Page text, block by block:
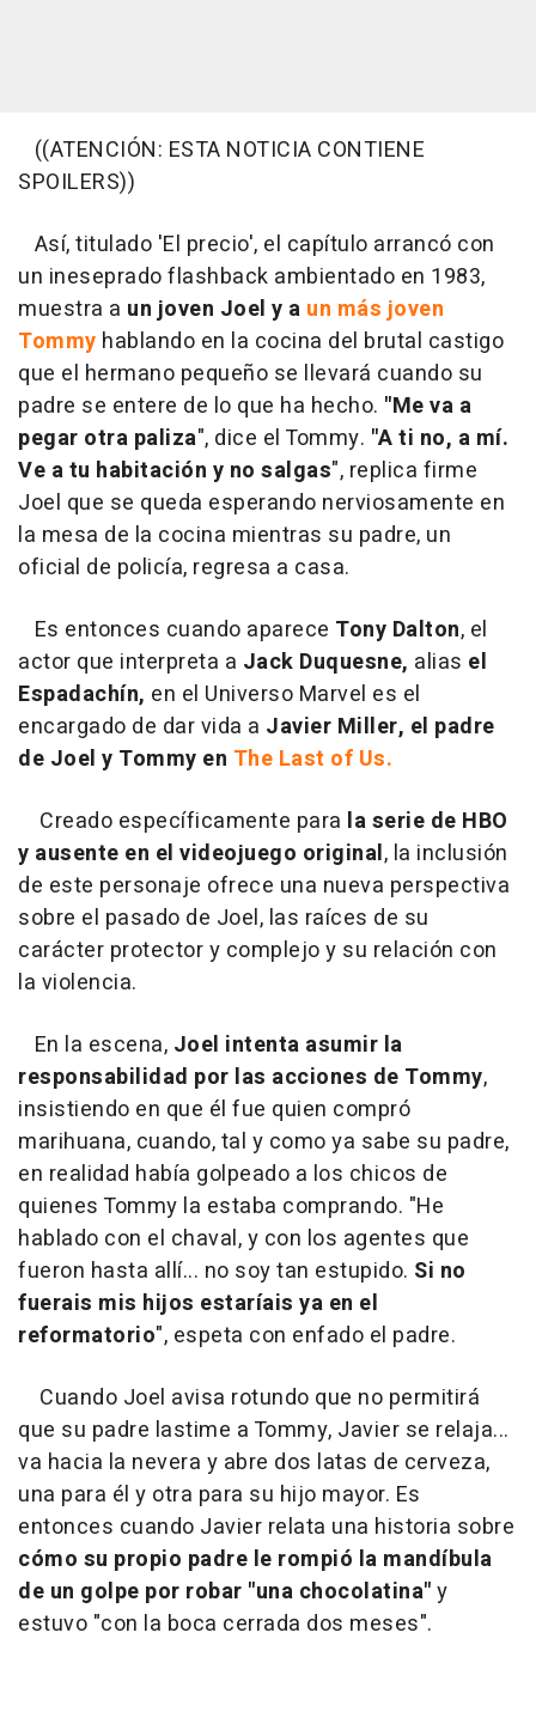
((ATENCIÓN: ESTA NOTICIA CONTIENE
SPOILERS))
Así, titulado 'El precio', el capítulo arrancó con
un ineseprado flashback ambientado en 1983,
muestra a un joven Joel y a un más joven
Tommy hablando en la cocina del brutal castigo
que el hermano pequeño se llevará cuando su
padre se entere de lo que ha hecho. "Me va a
pegar otra paliza", dice el Tommy. "A ti no, a mí.
Ve a tu habitación y no salgas", replica firme
Joel que se queda esperando nerviosamente en
la mesa de la cocina mientras su padre, un
oficial de policía, regresa a casa.
Es entonces cuando aparece Tony Dalton, el
actor que interpreta a Jack Duquesne, alias el
Espadachín, en el Universo Marvel es el
encargado de dar vida a Javier Miller, el padre
de Joel y Tommy en The Last of Us.
Creado específicamente para la serie de HBO
y ausente en el videojuego original, la inclusión
de este personaje ofrece una nueva perspectiva
sobre el pasado de Joel, las raíces de su
carácter protector y complejo y su relación con
la violencia.
En la escena, Joel intenta asumir la
responsabilidad por las acciones de Tommy,
insistiendo en que él fue quien compró
marihuana, cuando, tal y como ya sabe su padre,
en realidad había golpeado a los chicos de
quienes Tommy la estaba comprando. "He
hablado con el chaval, y con los agentes que
fueron hasta allí... no soy tan estupido. Si no
fuerais mis hijos estaríais ya en el
reformatorio", espeta con enfado el padre.
Cuando Joel avisa rotundo que no permitirá
que su padre lastime a Tommy, Javier se relaja...
va hacia la nevera y abre dos latas de cerveza,
una para él y otra para su hijo mayor. Es
entonces cuando Javier relata una historia sobre
cómo su propio padre le rompió la mandíbula
de un golpe por robar "una chocolatina"y
estuvo "con la boca cerrada dos meses".